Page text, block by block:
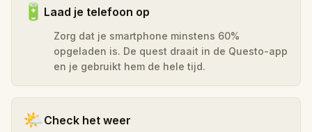
🔋 Laad je telefoon op
Zorg dat je smartphone minstens 60%
opgeladen is. De quest draait in de Questo-app
en je gebruikt hem de hele tijd.
🌤️Check het weer